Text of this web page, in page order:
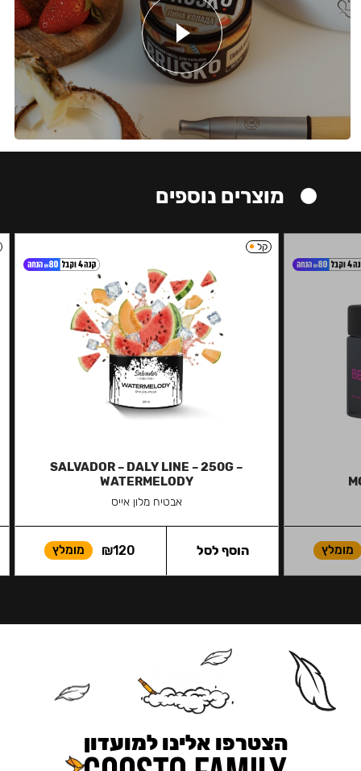
מוצרים נוספים
מומלץ
קל
SALVADOR – DALY LINE – 250G –
WATERMELODY
אבטיח מלון אייס
₪120 מומלץ הוסף לסל
הצטרפו אלינו למועדון